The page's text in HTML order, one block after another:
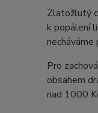
Zlatožlutý
k popálení
Pro
obsahem
nad 1000